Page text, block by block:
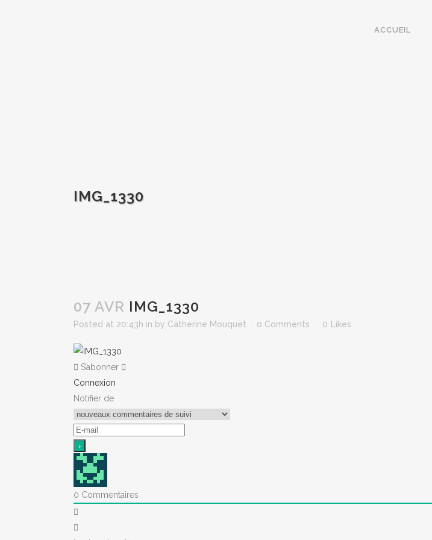
ACCUEIL
IMG_1330
07 AVR IMG_1330
Posted at 20:43h in by Catherine Mouquet 0 Comments 0 Likes
S’abonner
Connexion
Notifier de
0 Commentaires